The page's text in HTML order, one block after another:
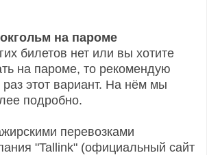
на пароме
билетов нет или вы хотите
на пароме, то рекомендую
раз этот вариант. На нём мы
подробно.
перевозками
"Tallink" (официальный сайт